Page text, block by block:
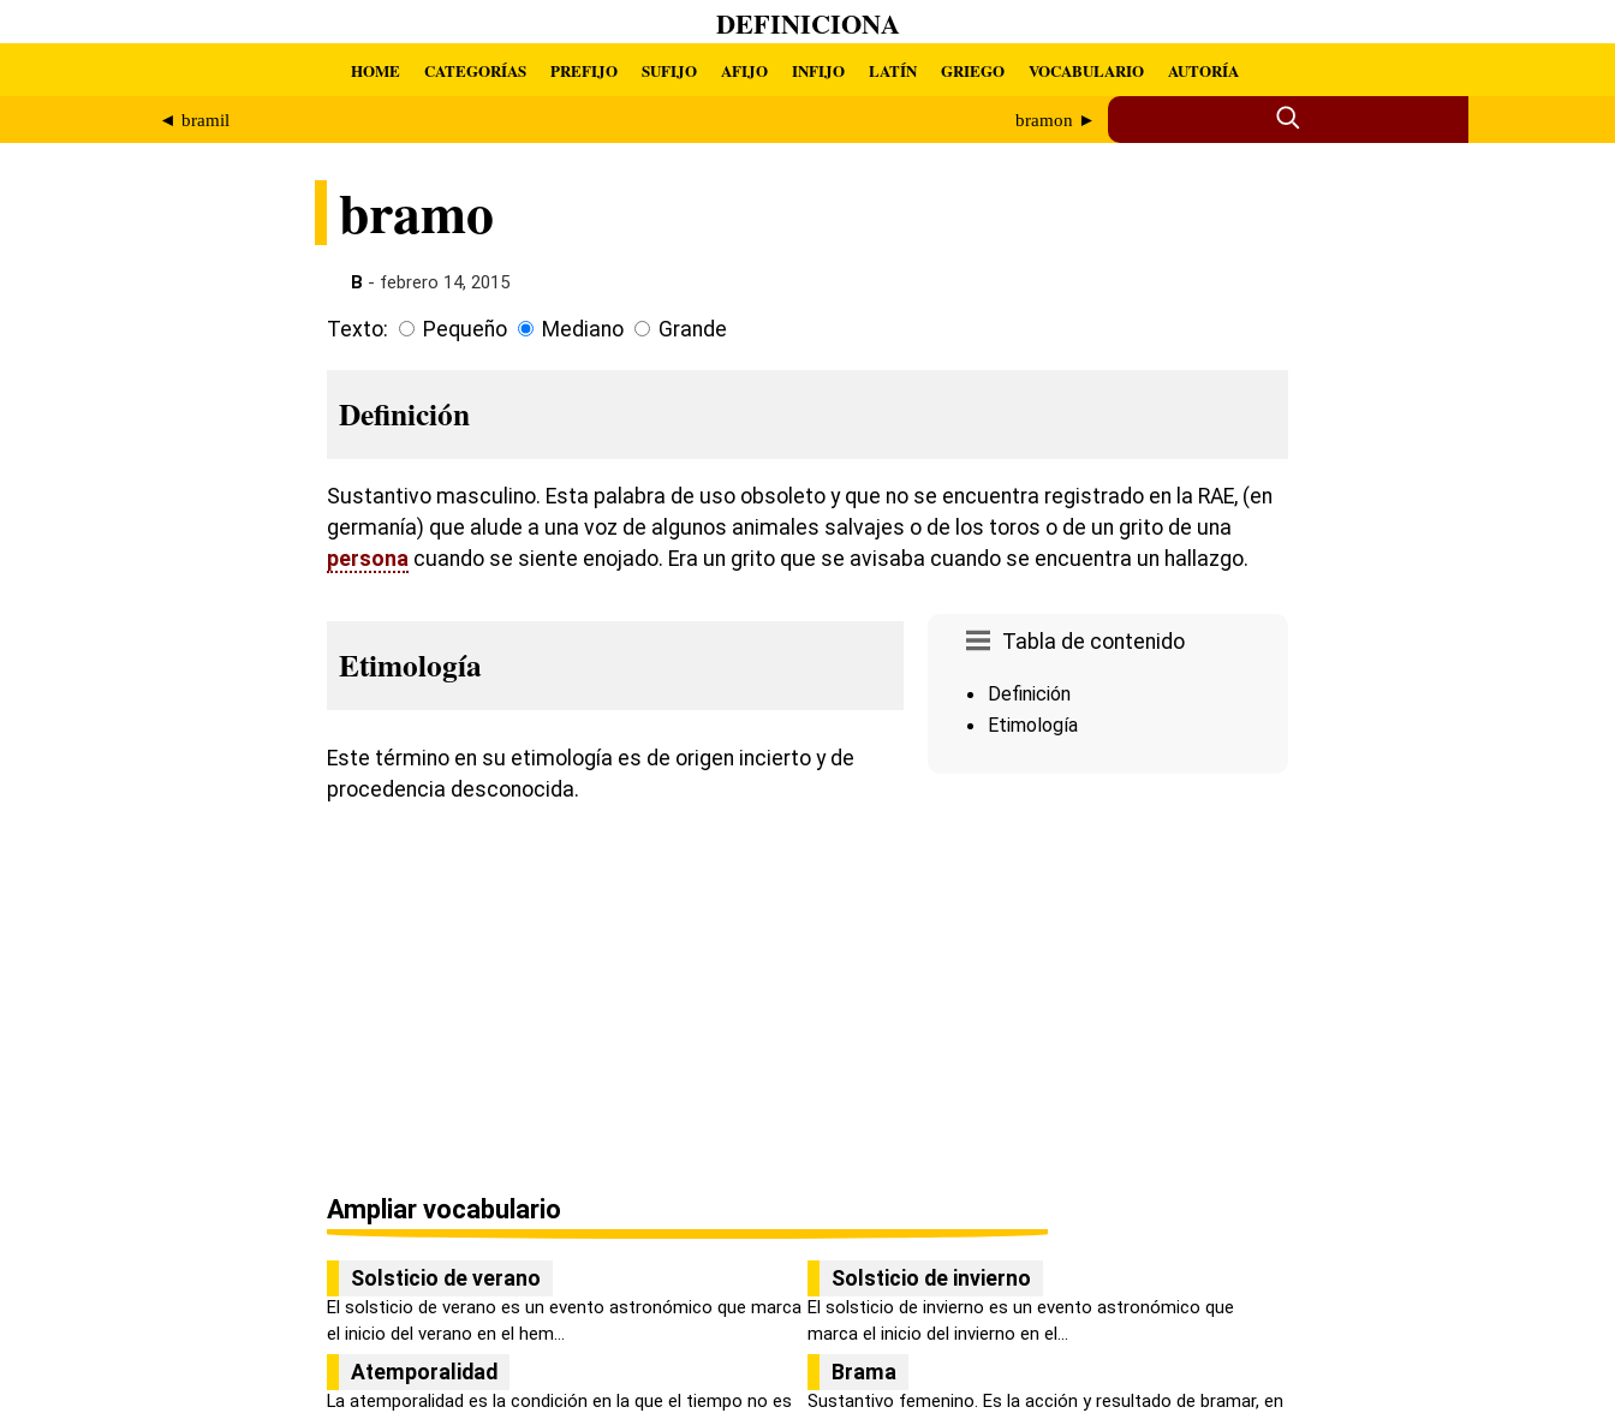
DEFINICIONA
HOME CATEGORÍAS PREFIJO SUFIJO AFIJO INFIJO LATÍN GRIEGO VOCABULARIO AUTORÍA
◄ bramil bramon ►
bramo
B - febrero 14, 2015
Texto: Pequeño Mediano Grande
Definición
Sustantivo masculino. Esta palabra de uso obsoleto y que no se encuentra registrado en la RAE, (en
germanía) que alude a una voz de algunos animales salvajes o de los toros o de un grito de una
persona cuando se siente enojado. Era un grito que se avisaba cuando se encuentra un hallazgo.
Tabla de contenido
Definición
Etimología
Etimología
Este término en su etimología es de origen incierto y de
procedencia desconocida.
Ampliar vocabulario
Solsticio de verano
El solsticio de verano es un evento astronómico que marca
el inicio del verano en el hem...
Solsticio de invierno
El solsticio de invierno es un evento astronómico que
marca el inicio del invierno en el...
Atemporalidad
La atemporalidad es la condición en la que el tiempo no es
Brama
Sustantivo femenino. Es la acción y resultado de bramar, en